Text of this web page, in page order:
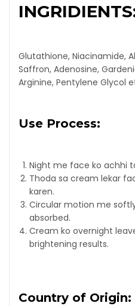
Glutathione, Niacinamide,
Saffron, Adenosine,
Arginine, Pentylene Glycol
Use Process:
Night me face ko achhi
Thoda sa cream lekar
karen.
Circular motion me
absorbed.
Cream ko overnight
brightening results.
Country of Origin: